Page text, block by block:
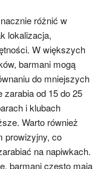
różnić w
lokalizacja,
W większych
barmani mogą
do mniejszych
od 15 do 25
i klubach
Warto również
prowizyjny, co
na napiwkach.
barmani często mają